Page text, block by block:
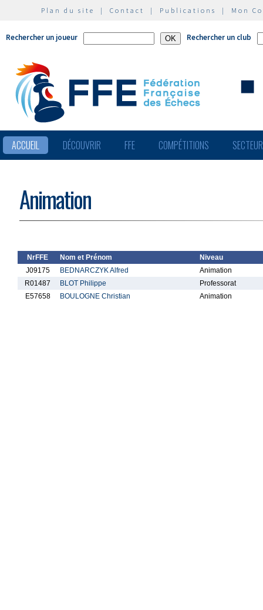
Plan du site | Contact | Publications | Mon
Rechercher un joueur Rechercher un club
ACCUEIL DÉCOUVRIR FFE COMPÉTITIONS
Animation
NrFFE Nom et Prénom
Niveau
J09175
BEDNARCZYK Alfred
Animation
R01487
BLOT Philippe
Professorat
E57658
BOULOGNE Christian Animation